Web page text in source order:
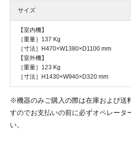
サイズ
【室内機】
［重量］137 Kg
［寸法］H470×W1380×D1100 mm
【室外機】
［重量］123 Kg
［寸法］H1430×W940×D320 mm
※機器のみご購入の際は在庫および送
すのでお支払いの前に必ずオペレータ
い。